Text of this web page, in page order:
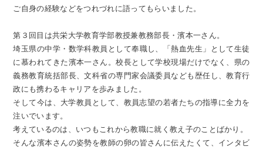
ご自身の経験などをつれづれに語ってもらいました。
第３回目は共栄大学教育学部教授兼教務部長・濱本一さん。
埼玉県の中学・数学科教員として奉職し、「熱血先生」として生徒
に慕われてきた濱本一さん。校長として学校現場だけでなく、県の
義務教育統括部長、文科省の専門家会議委員なども歴任し、教育行
政にも携わるキャリアを歩みました。
そして今は、大学教員として、教員志望の若者たちの指導に全力を
注いでいます。
考えているのは、いつもこれから教職に就く教え子のことばかり。
そんな濱本さんの姿勢を教師の卵の皆さんに伝えたくて、インタビ